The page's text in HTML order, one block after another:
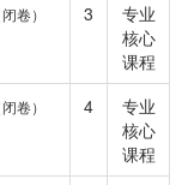
卷） 3
专业
核心
课程
卷） 4
专业
核心
课程